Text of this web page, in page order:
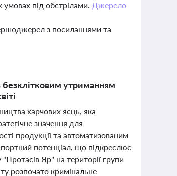
під обстрілами. Джерело
з посиланнями та
безклітковим утриманням
харчових яєць, яка
значення для
продукції та автоматизованим
потенціал, що підкреслює
"Протасів Яр" на території групи
розпочато кримінальне